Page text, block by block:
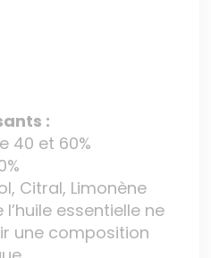
:
40 et 60%
Citral, Limonène
l’huile essentielle ne
une composition